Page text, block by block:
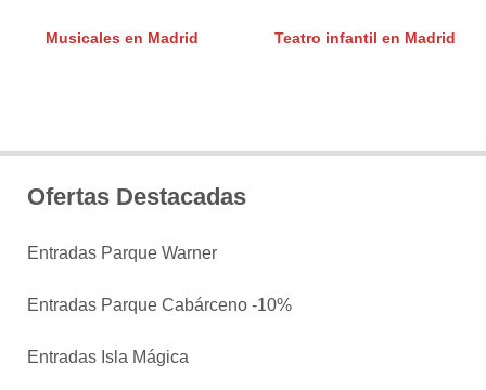
Musicales en Madrid Teatro infantil en Madrid
Ofertas Destacadas
Entradas Parque Warner
Entradas Parque Cabárceno -10%
Entradas Isla Mágica